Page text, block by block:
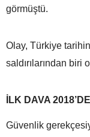
görmüştü.
Olay, Türkiye
saldırılarından biri
İLK DAVA
Güvenlik